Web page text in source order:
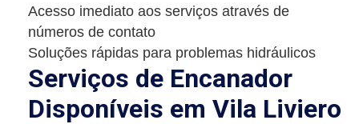
Acesso imediato aos serviços através de
números de contato
Soluções rápidas para problemas hidráulicos
Serviços de Encanador
Disponíveis em Vila Liviero